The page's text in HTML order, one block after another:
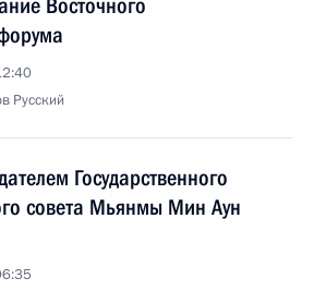
Восточного
Русский
Государственного
совета Мьянмы Мин Аун